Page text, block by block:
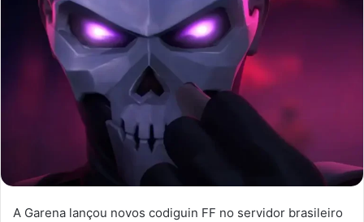
A Garena lançou novos codiguin FF no servidor brasileiro